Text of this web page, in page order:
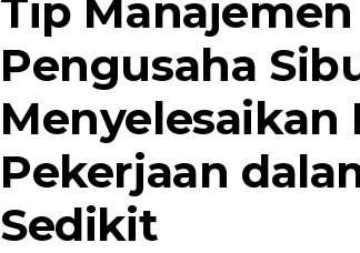
Tip
Pengusaha
Menyelesaikan
Pekerjaan
Sedikit